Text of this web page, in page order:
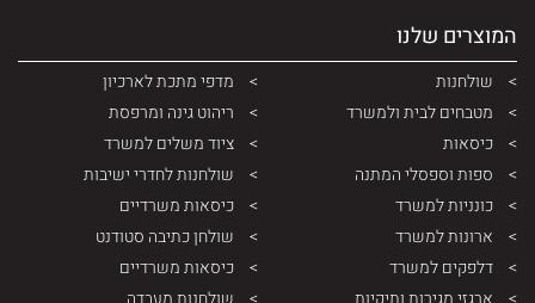
המוצרים שלנו
שולחנות
מטבחים לבית ולמשרד
כיסאות
ספות וספסלי המתנה
כונניות למשרד
ארונות למשרד
דלפקים למשרד
מדפי מתכת לארכיון
ריהוט גינה ומרפסת
ציוד משלים למשרד
שולחנות לחדרי ישיבות
כיסאות משרדיים
שולחן כתיבה סטודנט
כיסאות משרדיים